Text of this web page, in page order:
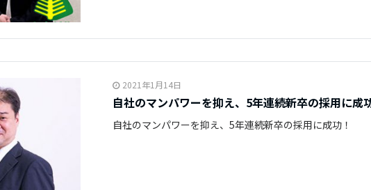
2021年1月14日
自社のマンパワーを抑え、5年連続新卒の採用に成
自社のマンパワーを抑え、5年連続新卒の採用に成功！